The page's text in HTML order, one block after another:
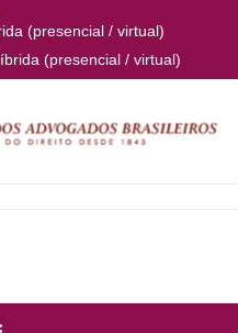
(presencial / virtual)
(presencial / virtual)